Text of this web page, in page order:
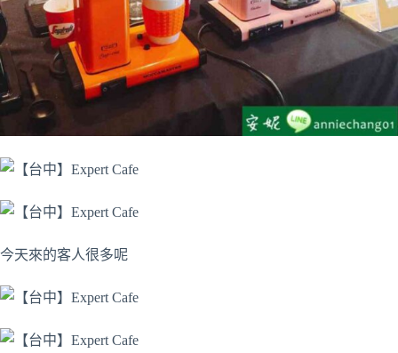
今天來的客人很多呢